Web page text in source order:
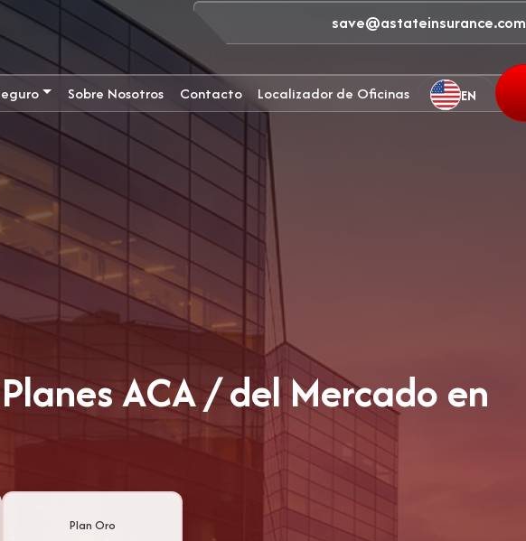
save@astateinsurance.com
Sobre Nosotros Contacto Localizador de Oficinas EN
ACA / del Mercado en
Plan Oro